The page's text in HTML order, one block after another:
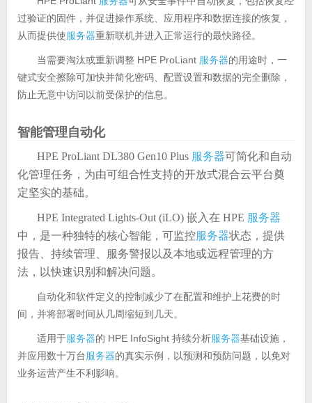
过验证的固件，并促进操作系统、应用程序和数据连接的恢复，
从而提供使服务器重新联机并进入正常运行的最快路径。
当需要淘汰或重新调整 HPE ProLiant 服务器的用途时，一
键式安全擦除可加快并简化密码、配置设置和数据的完全删除，
防止无意中访问以前受保护的信息。
智能管理自动化
HPE ProLiant DL380 Gen10 Plus 服务器可简化和自动
化管理任务，为由可组合性支持的开放式混合云平台奠
定坚实的基础。
HPE Integrated Lights-Out (iLO) 嵌入在 HPE 服务器
中，是一种独特的核心智能，可监控服务器状态，提供
报告、持续管理、服务警报以及本地或远程管理的方
法，以快速识别和解决问题。
自动化和软件定义的控制减少了在配置和维护上花费的时
间，并将部署时间从几周缩短到几天。
适用于服务器的 HPE InfoSight 持续分析服务器基础设施，
并应用数十万台服务器的真实示例，以预测和预防问题，以免对
业务运营产生不利影响。